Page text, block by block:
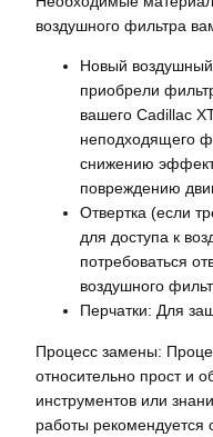
воздушного фильтра
Новый
приобрели
вашего Cadillac
неподходящего
снижению
повреждению
Отвертка (если
для доступа к
потребоваться
воздушного
Перчатки: Для
Процесс замены:
относительно прост и
инструментов или
работы рекомендуется